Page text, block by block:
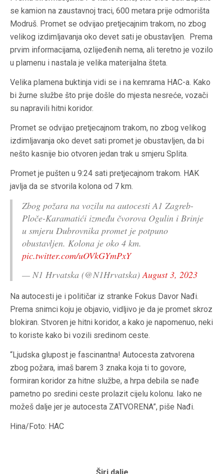
se kamion na zaustavnoj traci, 600 metara prije odmorišta
Modruš. Promet se odvijao pretjecajnim trakom, no zbog
velikog izdimljavanja oko devet sati je obustavljen. Prema
prvim informacijama, ozlijeđenih nema, ali teretno je vozilo
u plamenu i nastala je velika materijalna šteta.
Velika plamena buktinja vidi se i na kemrama HAC-a. Kako
bi žurne službe što prije došle do mjesta nesreće, vozači
su napravili hitni koridor.
Promet se odvijao pretjecajnom trakom, no zbog velikog
izdimljavanja oko devet sati promet je obustavljen, da bi
nešto kasnije bio otvoren jedan trak u smjeru Splita.
Promet je pušten u 9:24 sati pretjecajnom trakom. HAK
javlja da se stvorila kolona od 7 km.
Zbog požara na vozilu na autocesti A1 Zagreb-
Ploče-Karamatići između čvorova Ogulin i Brinje
u smjeru Dubrovnika promet je potpuno
obustavljen. Kolona je oko 4 km.
pic.twitter.com/uOVkGYmPxY
— N1 Hrvatska (@N1Hrvatska)August 3, 2023
Na autocesti je i političar iz stranke Fokus Davor Nađi.
Prema snimci koju je objavio, vidljivo je da je promet skroz
blokiran. Stvoren je hitni koridor, a kako je napomenuo, neki
to koriste kako bi vozili sredinom ceste.
“Ljudska glupost je fascinantna! Autocesta zatvorena
zbog požara, imaš barem 3 znaka koja ti to govore,
formiran koridor za hitne službe, a hrpa debila se nađe
pametno po sredini ceste prolazit cijelu kolonu. Iako ne
možeš dalje jer je autocesta ZATVORENA”, piše Nađi.
Hina/Foto: HAC